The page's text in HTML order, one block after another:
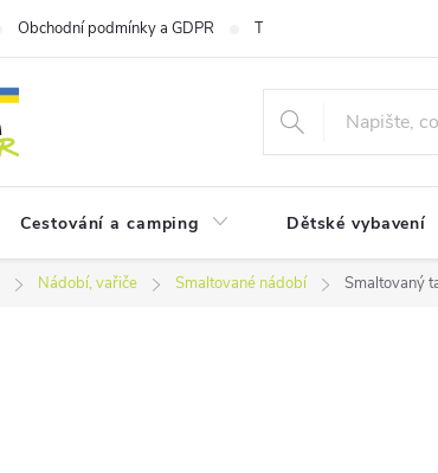
Obchodní podmínky a GDPR Technologie
Cestování a camping Dětské vybavení
Nádobí, vařiče Smaltované nádobí Smaltovaný